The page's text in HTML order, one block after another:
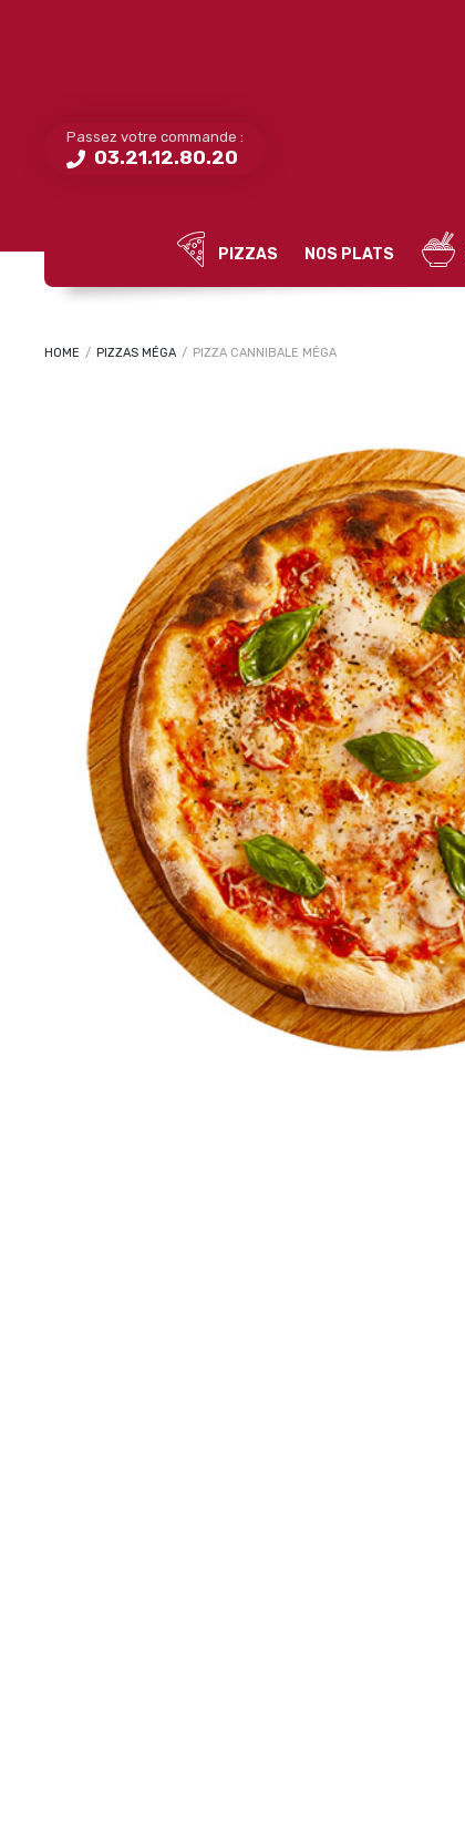
Passez votre commande :
03.21.12.80.20
PIZZAS NOS PLATS
HOME / PIZZAS MÉGA / PIZZA CANNIBALE MÉGA